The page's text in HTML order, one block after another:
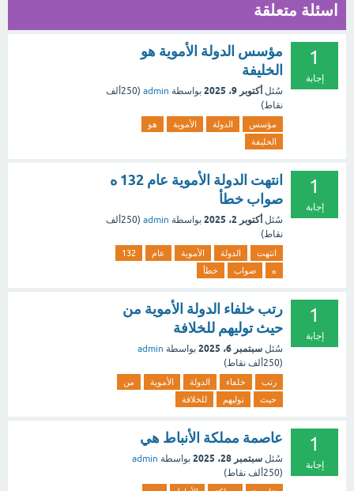
اسئلة متعلقة
1
إجابة
مؤسس الدولة الأموية هو
الخليفة
سُئل أكتوبر 9، 2025 بواسطة admin
(250ألف
نقاط)
مؤسس الدولة الأموية
هو
الخليفة
1
إجابة
انتهت الدولة الأموية عام 132 ه
صواب خطأ
سُئل أكتوبر 2، 2025 بواسطة admin
(250ألف
نقاط)
انتهت الدولة الأموية عام
132
ه
صواب خطأ
1
إجابة
رتب خلفاء الدولة الأموية من
حيث توليهم للخلافة
سُئل سبتمبر 6، 2025 بواسطة admin
(250ألف نقاط)
رتب خلفاء الدولة الأموية
من
حيث
توليهم للخلافة
1
إجابة
عاصمة مملكة الأنباط هي
سُئل سبتمبر 28، 2025 بواسطة admin
(250ألف نقاط)